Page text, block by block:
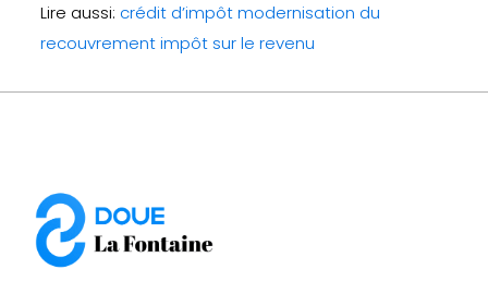
Lire aussi: crédit d’impôt modernisation du
recouvrement impôt sur le revenu